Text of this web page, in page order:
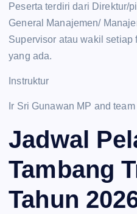
Peserta terdiri dari Direktur/
General Manajemen/
Supervisor atau wakil
yang ada.
Instruktur
Ir Sri Gunawan MP and team
Jadwal
Tambang
Tahun